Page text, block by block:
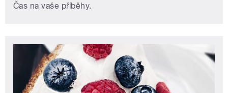
Čas na vaše příběhy.